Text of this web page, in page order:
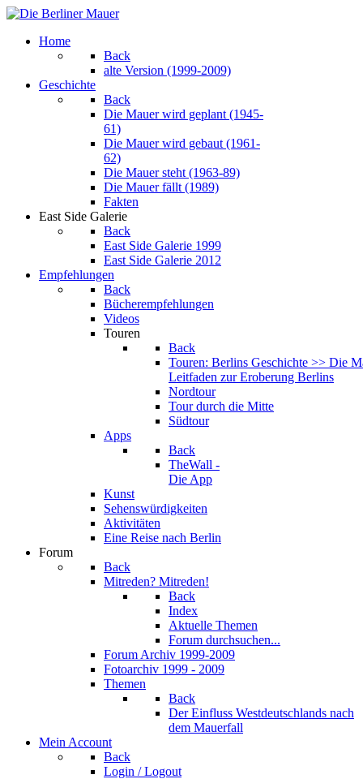
Home
Back
alte Version (1999-2009)
Geschichte
Back
Die Mauer wird geplant (1945-
61)
Die Mauer wird gebaut (1961-
62)
Die Mauer steht (1963-89)
Die Mauer fällt (1989)
Fakten
East Side Galerie
Back
East Side Galerie 1999
East Side Galerie 2012
Empfehlungen
Back
Bücherempfehlungen
Videos
Touren
Back
Touren: Berlins Geschichte >> Die
Leitfaden zur Eroberung Berlins
Nordtour
Tour durch die Mitte
Südtour
Apps
Back
TheWall -
Die App
Kunst
Sehenswürdigkeiten
Aktivitäten
Eine Reise nach Berlin
Forum
Back
Mitreden? Mitreden!
Back
Index
Aktuelle Themen
Forum durchsuchen...
Forum Archiv 1999-2009
Fotoarchiv 1999 - 2009
Themen
Back
Der Einfluss West­deutschlands nach
dem Mauerfall
Mein Account
Back
Login / Logout